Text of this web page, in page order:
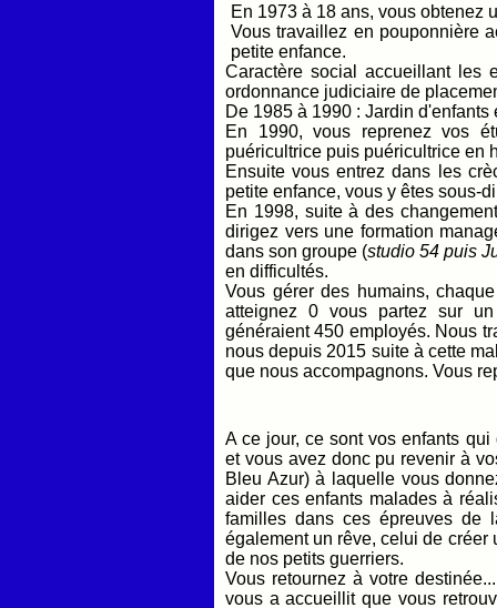
En 1973 à 18 ans, vous obtenez
Vous travaillez en pouponnière
petite enfance.
Caractère social accueillant les
ordonnance judiciaire de
De 1985 à 1990 : Jardin
En 1990, vous reprenez vos
puéricultrice puis puéricultrice en
Ensuite vous entrez dans les
petite enfance, vous y êtes sous-
En 1998, suite à des
dirigez vers une formation
dans son groupe (studio 54 puis
en difficultés.
Vous gérer des humains,
atteignez 0 vous partez sur
généraient 450 employés. Nous
nous depuis 2015 suite à cette
que nous accompagnons. Vous
A ce jour, ce sont vos enfants
et vous avez donc pu revenir à
Bleu Azur) à laquelle vous
aider ces enfants malades à
familles dans ces épreuves de
également un rêve, celui de
de nos petits guerriers.
Vous retournez à votre
vous a accueillit que vous